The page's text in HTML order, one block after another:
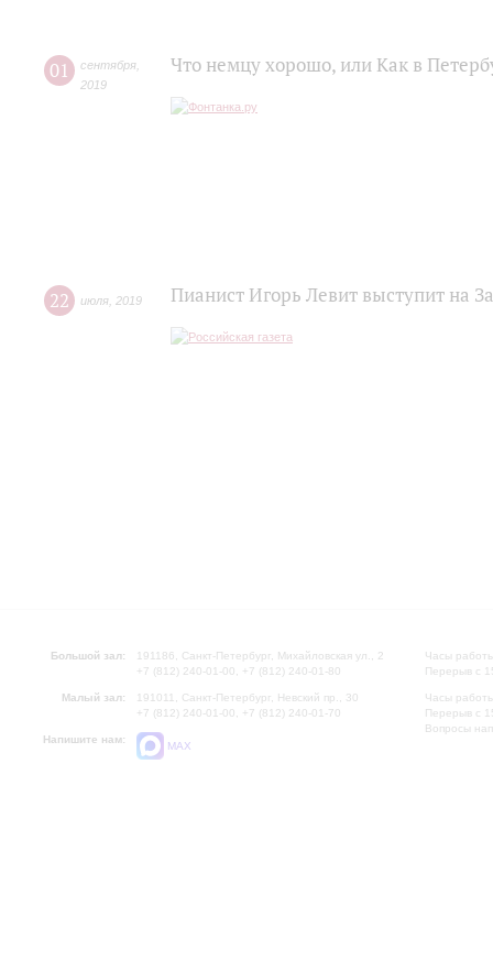
01 сентября
2019
Что немцу хорошо, или Как в
22 июля 2019 Пианист Игорь Левит выступит на
Большой зал:
191186, Санкт-Петербург, Михайловская ул., 2
+7 (812) 240-01-00, +7 (812) 240-01-80
Малый зал:
191011, Санкт-Петербург, Невский пр., 30
+7 (812) 240-01-00, +7 (812) 240-01-70
Напишите нам:
MAX
Часы
Перерыв с
Часы
Перерыв с
Вопросы